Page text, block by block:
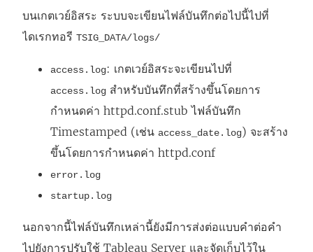
บนเกตเวย์อิสระ ระบบจะเขียนไฟล์บันทึกต่อไปนี้ไปที่
ไดเรกทอรี TSIG_DATA/logs/
access.log: เกตเวย์อิสระจะเขียนไปที่
access.log สำหรับบันทึกที่สร้างขึ้นโดยการ
กำหนดค่า httpd.conf.stub ไฟล์บันทึก
Timestamped (เช่น access_date.log) จะสร้าง
ขึ้นโดยการกำหนดค่า httpd.conf
error.log
startup.log
นอกจากนี้ไฟล์บันทึกเหล่านี้ยังมีการส่งต่อแบบคำต่อคำ
ไปยังการปรับใช้ Tableau Server และจัดเก็บไว้ใน